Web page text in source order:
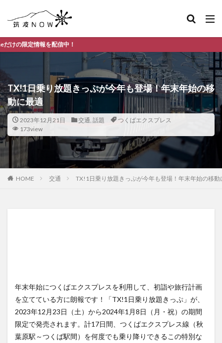
中！
TX!1日乗り放題きっぷが今年も登場！年末年始の移
動に最適
2023年12月21日 交通, 話題
つくばエクスプレス
173view
HOME 交通 TX!1日乗り放題きっぷが今年も登場！年末年始の移動
年末年始につくばエクスプレスを利用して、初詣や旅行計画
を立てている方に朗報です！「TX!1日乗り放題きっぷ」が、
2023年12月23日（土）から2024年1月8日（月・祝）の期間
限定で発売されます。計17日間、つくばエクスプレス線（秋
葉原駅～つくば駅間）を何度でも乗り降りできるこの特別な